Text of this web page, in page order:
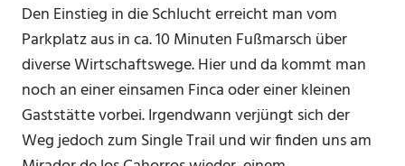
Den Einstieg in die Schlucht erreicht man vom
Parkplatz aus in ca. 10 Minuten Fußmarsch über
diverse Wirtschaftswege. Hier und da kommt man
noch an einer einsamen Finca oder einer kleinen
Gaststätte vorbei. Irgendwann verjüngt sich der
Weg jedoch zum Single Trail und wir finden uns am